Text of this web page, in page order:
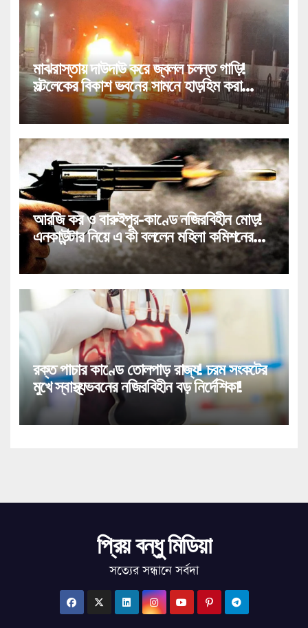
মাঝরাস্তায় দাউদাউ করে জ্বলল চলন্ত গাড়ি!
সল্টলেকের বিকাশ ভবনের সামনে হাড়হিম করা
কাণ্ড!
আরজি কর ও বারুইপুর-কাণ্ডে নজিরবিহীন মোড়!
এনকাউন্টার নিয়ে এ কী বললেন মহিলা কমিশনের
চেয়ারপার্সন!
রক্ত পাচার কাণ্ডে তোলপাড় রাজ্য! চরম সংকটের
মুখে স্বাস্থ্যভবনের নজিরবিহীন বড় নির্দেশিকা!
প্রিয় বন্ধু মিডিয়া
সত্যের সন্ধানে সর্বদা